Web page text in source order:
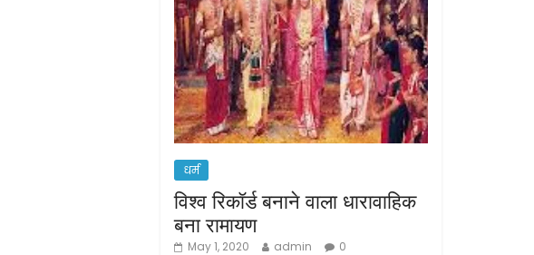
धर्म
विश्व रिकॉर्ड बनाने वाला धारावाहिक
बना रामायण
May 1, 2020 admin 0